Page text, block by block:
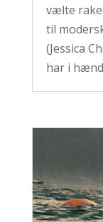
vælte
til
(Jessica
har i